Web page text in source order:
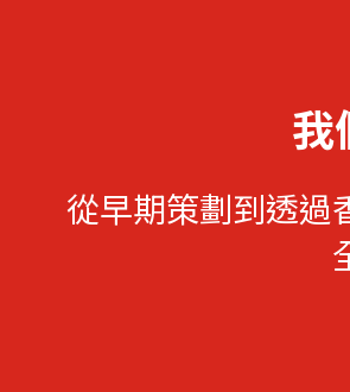
我
從早期策劃到透過